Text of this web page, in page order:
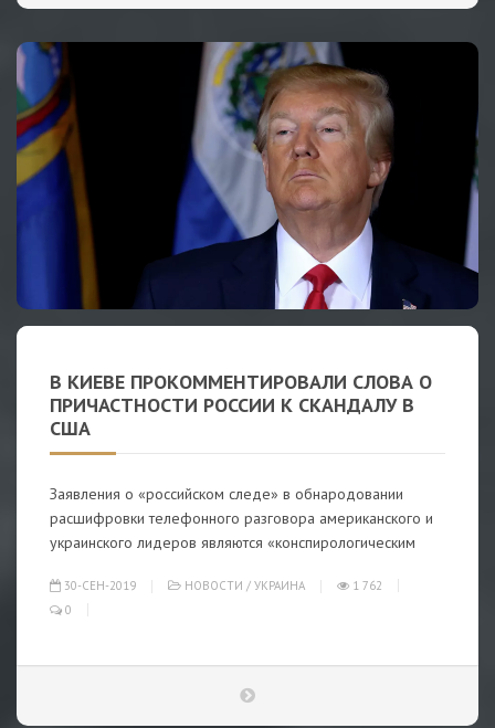
В КИЕВЕ ПРОКОММЕНТИРОВАЛИ СЛОВА О
ПРИЧАСТНОСТИ РОССИИ К СКАНДАЛУ В
США
Заявления о «российском следе» в обнародовании
расшифровки телефонного разговора американского и
украинского лидеров являются «конспирологическим
30-СЕН-2019 НОВОСТИ / УКРАИНА
1 762
0